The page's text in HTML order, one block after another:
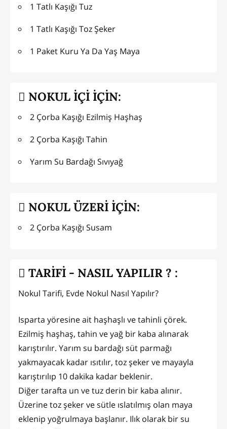
1 Tatlı Kaşığı Tuz
1 Tatlı Kaşığı Toz Şeker
1 Paket Kuru Ya Da Yaş Maya
NOKUL İÇİ İÇİN:
2 Çorba Kaşığı Ezilmiş Haşhaş
2 Çorba Kaşığı Tahin
Yarım Su Bardağı Sıvıyağ
NOKUL ÜZERİ İÇİN:
2 Çorba Kaşığı Susam
TARİFİ - NASIL YAPILIR ? :
Nokul Tarifi, Evde Nokul Nasıl Yapılır?
Isparta yöresine ait haşhaşlı ve tahinli çörek.
Ezilmiş haşhaş, tahin ve yağ bir kaba alınarak
karıştırılır. Yarım su bardağı süt parmağı
yakmayacak kadar ısıtılır, toz şeker ve mayayla
karıştırılıp 10 dakika kadar beklenir.
Diğer tarafta un ve tuz derin bir kaba alınır.
Üzerine toz şeker ve sütle ıslatılmış olan maya
eklenip yoğrulmaya başlanır. Ilık olarak bir su